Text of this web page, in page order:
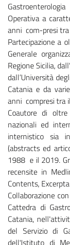
Operativa a
anni com-presi
Partecipazione a
Generale
Regione Sicilia,
dall’Università
Catania e da
anni compresi tra
Coautore di
nazionali ed
internistico sia
(abstracts ed
1988 e il 2019.
recensite in
Contents,
Collaborazione
Cattedra di
Catania,
del Servizio di
dell'Istituto di